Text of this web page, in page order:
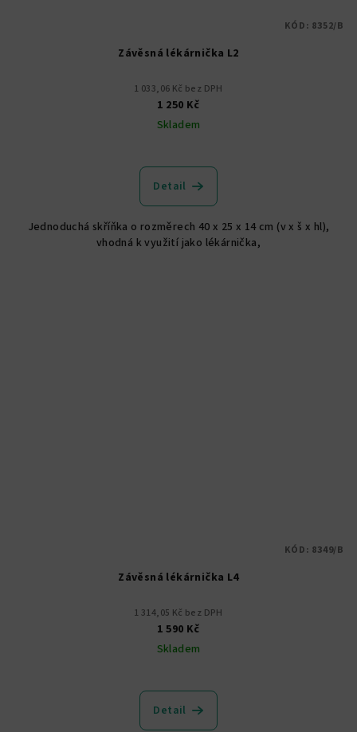
Závěsná lékárnička L2
1 033,06 Kč bez DPH
1 250 Kč
Skladem
Detail
Jednoduchá skříňka o rozměrech 40 x 25 x 14 cm (v x š x hl),
vhodná k využití jako lékárnička,
KÓD: 8352/B
Závěsná lékárnička L4
1 314,05 Kč bez DPH
1 590 Kč
Skladem
Detail
KÓD: 8349/B